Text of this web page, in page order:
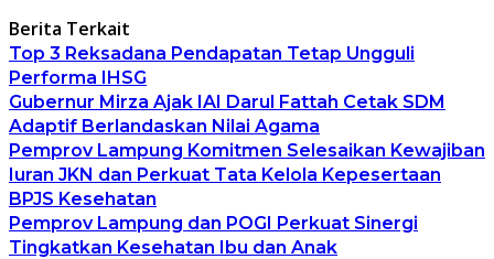
Berita Terkait
Top 3 Reksadana Pendapatan Tetap Ungguli
Performa IHSG
Gubernur Mirza Ajak IAI Darul Fattah Cetak SDM
Adaptif Berlandaskan Nilai Agama
Pemprov Lampung Komitmen Selesaikan Kewajiban
Iuran JKN dan Perkuat Tata Kelola Kepesertaan
BPJS Kesehatan
Pemprov Lampung dan POGI Perkuat Sinergi
Tingkatkan Kesehatan Ibu dan Anak